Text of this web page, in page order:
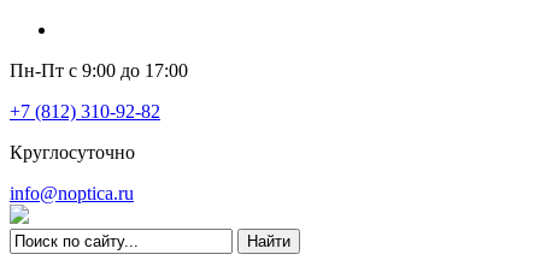
Пн-Пт с 9:00 до 17:00
+7 (812) 310-92-82
Круглосуточно
info@noptica.ru